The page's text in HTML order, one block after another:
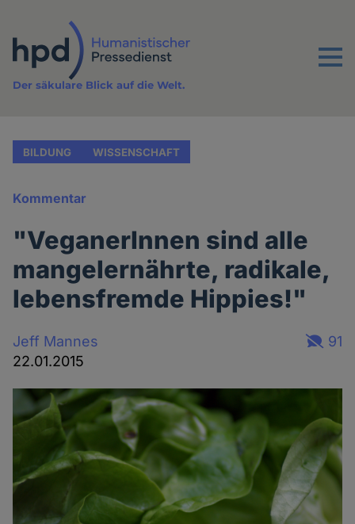
Inhalt
Menu
Der säkulare Blick auf die Welt.
BILDUNG WISSENSCHAFT
Kommentar
"VeganerInnen sind alle
mangelernährte, radikale,
lebensfremde Hippies!"
Jeff Mannes
22.01.2015
91